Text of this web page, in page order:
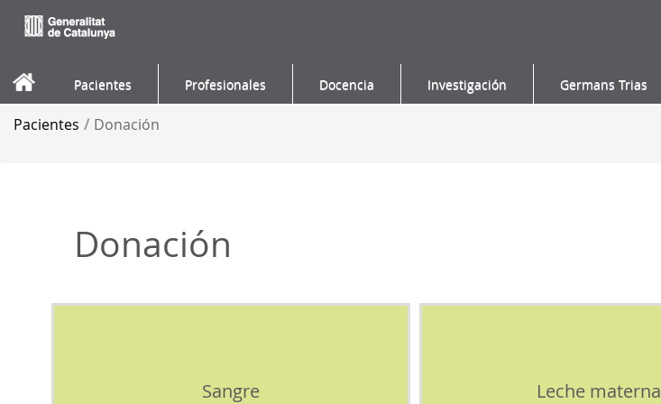
Pacientes Profesionales Docencia Investigación Germans Trias
Pacientes / Donación
Donación
Sangre Leche materna